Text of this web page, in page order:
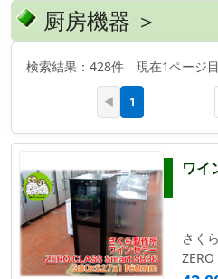
厨房機器 ＞
検索結果：428件 現在1ページ目
◀ 1
ワイ
さく